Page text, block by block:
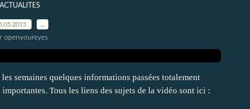
ACTUALITES
openyoureyes
semaines quelques informations passées totalement
Tous les liens des sujets de la vidéo sont ici :